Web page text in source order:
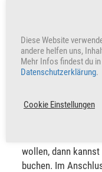
einen Mehrwert
Herangehensweise
Profil und damit
einem größerem
sehr viel bunter.
wollen, dann
buchen. Im
Diese Website
andere helfen uns,
Mehr Infos findest du
Datenschutzerklärung.
Cookie Einstellungen